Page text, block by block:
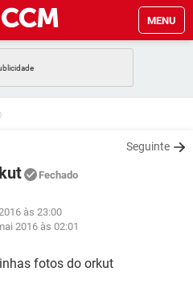
MENU
GMAIL
GMAIL
WHATSAPP
EXCEL
GMAIL
WHATSAPP
EXCEL
WHATSAPP
Seguinte
Fechado
às 23:00
2016 às 02:01
fotos do orkut